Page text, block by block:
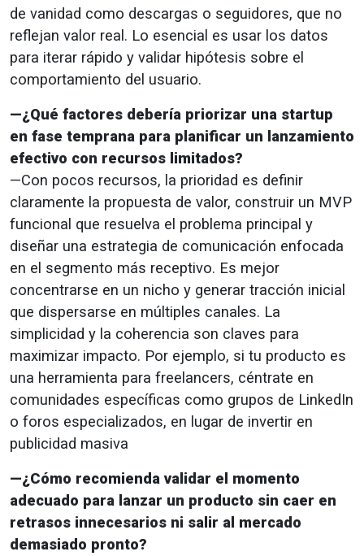
de vanidad como descargas o seguidores, que no
reflejan valor real. Lo esencial es usar los datos
para iterar rápido y validar hipótesis sobre el
comportamiento del usuario.
—¿Qué factores debería priorizar una startup
en fase temprana para planificar un lanzamiento
efectivo con recursos limitados?
—Con pocos recursos, la prioridad es definir
claramente la propuesta de valor, construir un MVP
funcional que resuelva el problema principal y
diseñar una estrategia de comunicación enfocada
en el segmento más receptivo. Es mejor
concentrarse en un nicho y generar tracción inicial
que dispersarse en múltiples canales. La
simplicidad y la coherencia son claves para
maximizar impacto. Por ejemplo, si tu producto es
una herramienta para freelancers, céntrate en
comunidades específicas como grupos de LinkedIn
o foros especializados, en lugar de invertir en
publicidad masiva
—¿Cómo recomienda validar el momento
adecuado para lanzar un producto sin caer en
retrasos innecesarios ni salir al mercado
demasiado pronto?